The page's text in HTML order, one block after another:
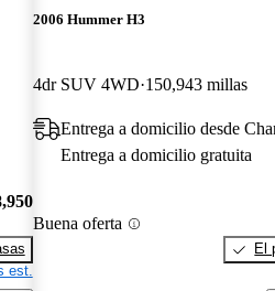
est.
2006 Hummer H3
4dr SUV 4WD 150,943 millas
Entrega a domicilio desde
Entrega a domicilio gratuita
Buena oferta
El